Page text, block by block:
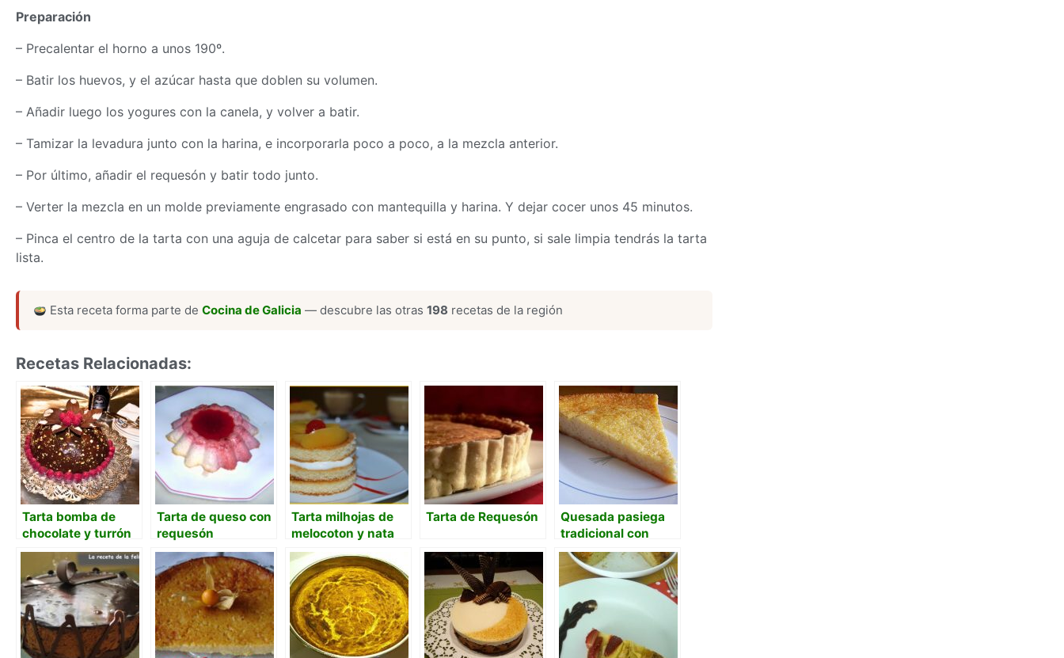
Preparación
– Precalentar el horno a unos 190º.
– Batir los huevos, y el azúcar hasta que doblen su volumen.
– Añadir luego los yogures con la canela, y volver a batir.
– Tamizar la levadura junto con la harina, e incorporarla poco a poco, a la mezcla anterior.
– Por último, añadir el requesón y batir todo junto.
– Verter la mezcla en un molde previamente engrasado con mantequilla y harina. Y dejar cocer unos 45 minutos.
– Pinca el centro de la tarta con una aguja de calcetar para saber si está en su punto, si sale limpia tendrás la tarta
lista.
Esta receta forma parte deCocina de Galicia — descubre las otras198 recetas de la región
Recetas Relacionadas:
Tarta bomba de
chocolate y turrón
Tarta de queso con
requesón
Tarta milhojas de
melocoton y nata
Tarta de Requesón
Quesada pasiega
tradicional con
queso pasiego